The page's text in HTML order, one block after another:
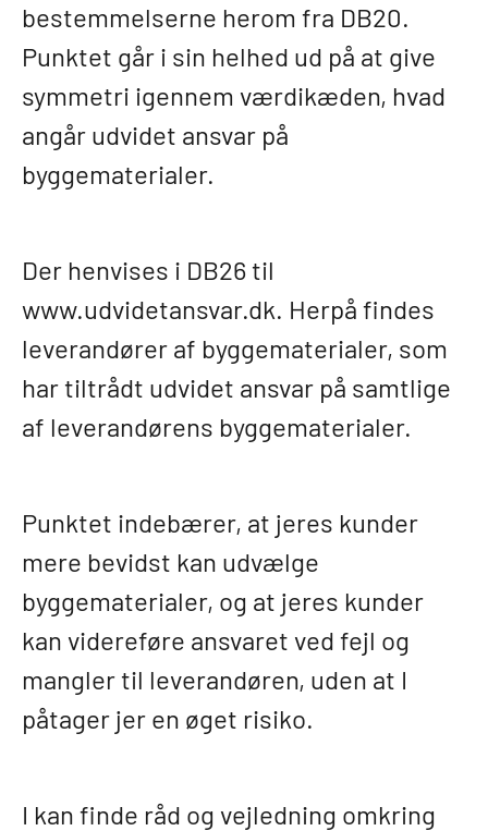
bestemmelserne herom fra DB20.
Punktet går i sin helhed ud på at give
symmetri igennem værdikæden, hvad
angår udvidet ansvar på
byggematerialer.
Der henvises i DB26 til
www.udvidetansvar.dk. Herpå findes
leverandører af byggematerialer, som
har tiltrådt udvidet ansvar på samtlige
af leverandørens byggematerialer.
Punktet indebærer, at jeres kunder
mere bevidst kan udvælge
byggematerialer, og at jeres kunder
kan videreføre ansvaret ved fejl og
mangler til leverandøren, uden at I
påtager jer en øget risiko.
I kan finde råd og vejledning omkring